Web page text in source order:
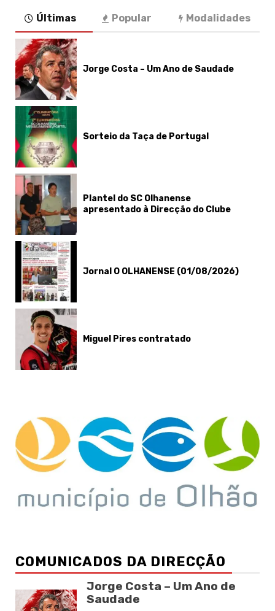
Últimas Popular Modalidades
Jorge Costa – Um Ano de Saudade
Sorteio da Taça de Portugal
Plantel do SC Olhanense
apresentado à Direcção do Clube
Jornal O OLHANENSE (01/08/2026)
Miguel Pires contratado
COMUNICADOS DA DIRECÇÃO
Jorge Costa – Um Ano de
Saudade